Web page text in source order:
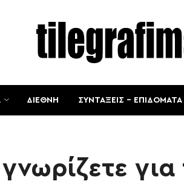
ΔΙΕΘΝΗ ΣΥΝΤΑΞΕΙΣ – ΕΠΙΔΟΜΑΤΑ
για